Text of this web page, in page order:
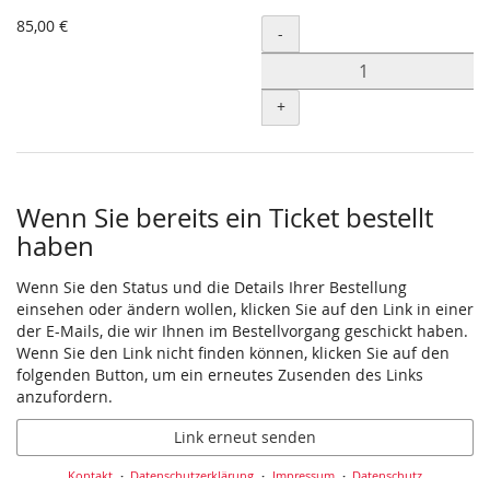
85,00 € Menge
-
+
Wenn Sie bereits ein Ticket bestellt
haben
Wenn Sie den Status und die Details Ihrer Bestellung
einsehen oder ändern wollen, klicken Sie auf den Link in einer
der E-Mails, die wir Ihnen im Bestellvorgang geschickt haben.
Wenn Sie den Link nicht finden können, klicken Sie auf den
folgenden Button, um ein erneutes Zusenden des Links
anzufordern.
Link erneut senden